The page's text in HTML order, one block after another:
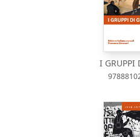
I GRUPPI